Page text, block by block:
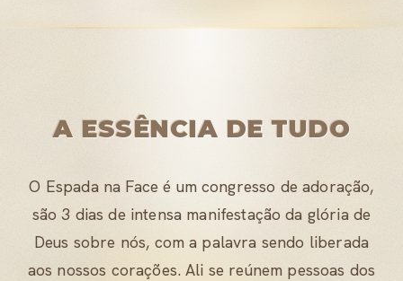
A ESSÊNCIA DE TUDO
O Espada na Face é um congresso de adoração,
são 3 dias de intensa manifestação da glória de
Deus sobre nós, com a palavra sendo liberada
aos nossos corações. Ali se reúnem pessoas dos